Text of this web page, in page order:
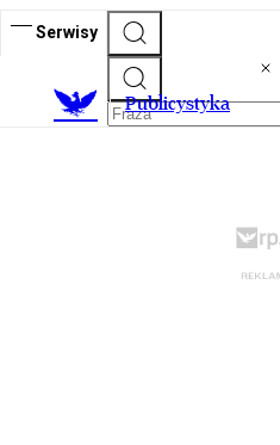
Serwisy
Publicystyka